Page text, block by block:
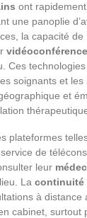
ont
une panoplie
la capacité de
vidéoconférence
Ces
soignants et les
et
plateformes
de
leur
La continuité
à distance
cabinet, surtout